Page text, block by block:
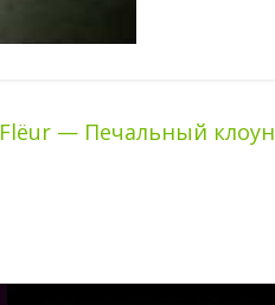
Flёur — Печальный клоун